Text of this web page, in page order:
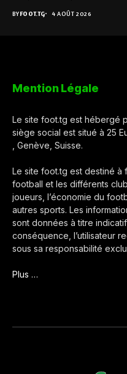
BYFOOT.TG 4 AOÛT 2026
Mention Légale
Le site foot.tg est hébergé
siège social est situé à 25
, Genève, Suisse.
Le site foot.tg est destiné à
football et les différents
joueurs, l’économie du
autres sports. Les
sont données à titre
conséquence, l’utilisateur
sous sa responsabilité
Plus …